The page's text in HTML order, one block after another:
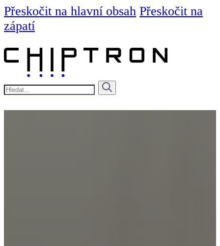
Přeskočit na hlavní obsah Přeskočit na
zápatí
Hledat